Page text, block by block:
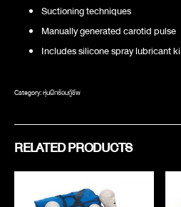
Suctioning techniques
Manually generated carotid pulse
Includes silicone spray lubricant ki
Category:หุ่นฝึกซ้อมกู้ชีพ
RELATED PRODUCTS